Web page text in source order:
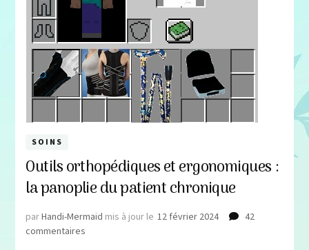
SOINS
Outils orthopédiques et ergonomiques :
la panoplie du patient chronique
parHandi-Mermaid mis à jour le 12 février 2024
42
commentaires